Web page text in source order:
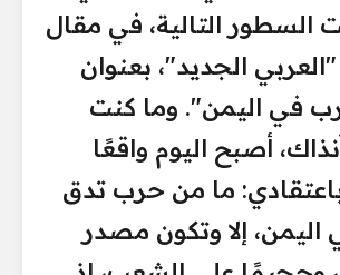
السطور التالية، في مقال
الجديد"، بعنوان
في اليمن". وما كنت
أصبح اليوم واقعًا
ما من حرب تدق
اليمن، إلا وتكون مصدر